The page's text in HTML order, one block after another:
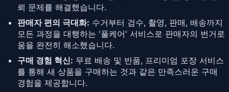
뢰 문제를 해결했습니다.
판매자 편의 극대화: 수거부터 검수, 촬영, 판매, 배송까지
모든 과정을 대행하는 '풀케어' 서비스로 판매자의 번거로
움을 완전히 해소했습니다.
구매 경험 혁신: 무료 배송 및 반품, 프리미엄 포장 서비스
를 통해 새 상품을 구매하는 것과 같은 만족스러운 구매
경험을 제공합니다.